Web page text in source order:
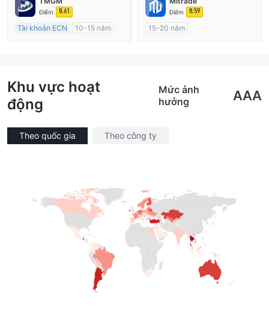
MT4 Chính thức
Điểm 8.61
Tài khoản ECN
10-15 năm
Điểm 8.59
15-20 năm
Khu vực hoạt
động
Mức ảnh
hưởng
AAA
Theo quốc gia Theo công ty